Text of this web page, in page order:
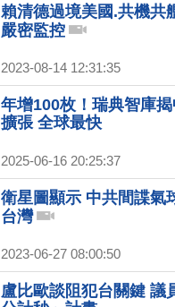
賴清德過境美國.共機共
嚴密監控
2023-08-14 12:31:35
年增100枚！瑞典智庫
擴張 全球最快
2025-06-16 20:25:37
衛星圖顯示 中共間諜氣
台灣
2023-06-27 08:00:50
盧比歐談阻犯台關鍵 議